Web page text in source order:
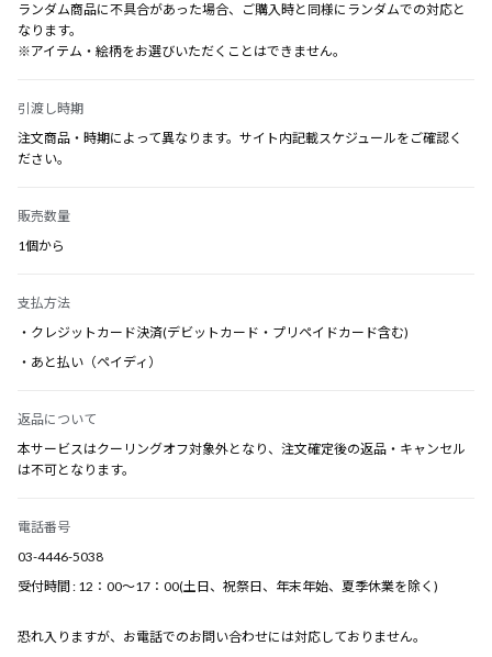
ランダム商品に不具合があった場合、ご購入時と同様にランダムでの対応と
なります。
※アイテム・絵柄をお選びいただくことはできません。
引渡し時期
注文商品・時期によって異なります。サイト内記載スケジュールをご確認く
ださい。
販売数量
1個から
支払方法
・クレジットカード決済(デビットカード・プリペイドカード含む)
・あと払い（ペイディ）
返品について
本サービスはクーリングオフ対象外となり、注文確定後の返品・キャンセル
は不可となります。
電話番号
03-4446-5038
受付時間 : 12：00～17：00(土日、祝祭日、年末年始、夏季休業を除く)
恐れ入りますが、お電話でのお問い合わせには対応しておりません。